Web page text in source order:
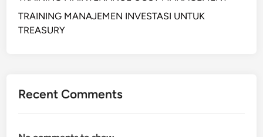
TRAINING MANAJEMEN INVESTASI UNTUK
TREASURY
Recent Comments